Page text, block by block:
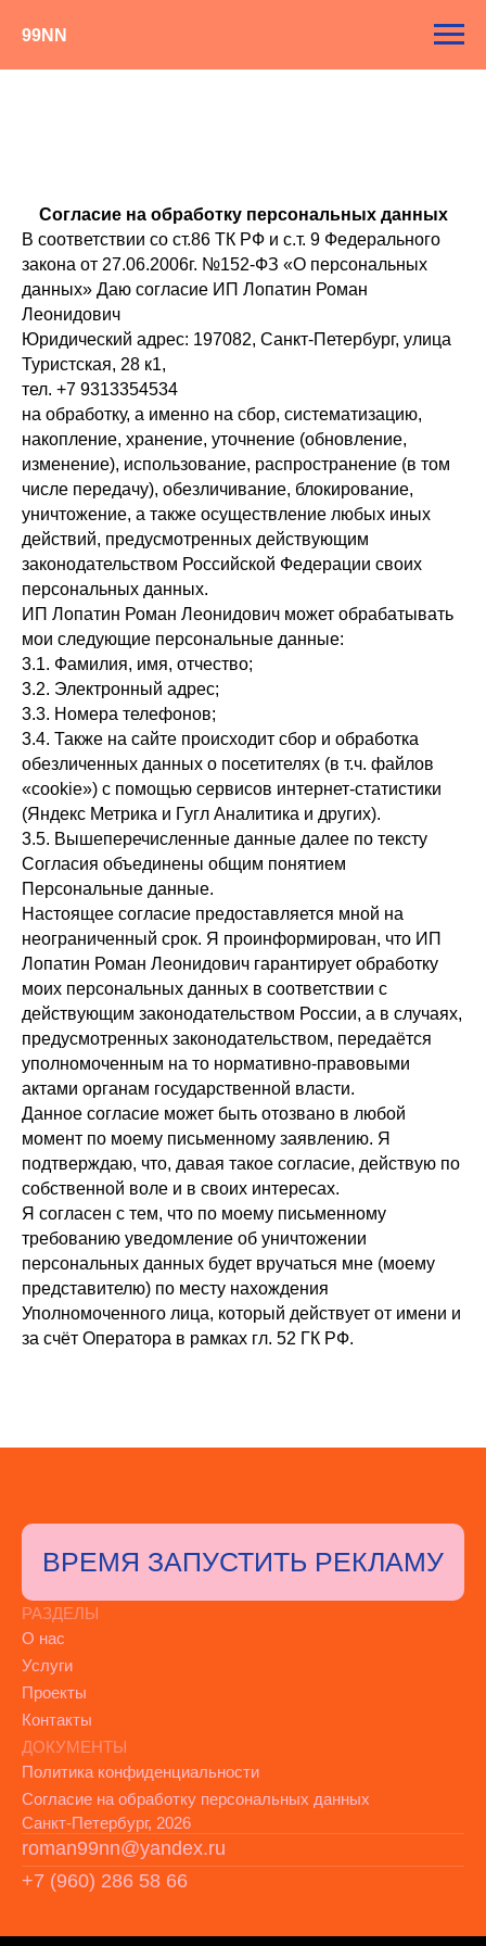
99NN
Согласие на обработку персональных данных
В соответствии со ст.86 ТК РФ и с.т. 9 Федерального
закона от 27.06.2006г. №152-ФЗ «О персональных
данных» Даю согласие ИП Лопатин Роман
Леонидович
Юридический адрес: 197082, Санкт-Петербург, улица
Туристская, 28 к1,
тел. +7 9313354534
на обработку, а именно на сбор, систематизацию,
накопление, хранение, уточнение (обновление,
изменение), использование, распространение (в том
числе передачу), обезличивание, блокирование,
уничтожение, а также осуществление любых иных
действий, предусмотренных действующим
законодательством Российской Федерации своих
персональных данных.
ИП Лопатин Роман Леонидович может обрабатывать
мои следующие персональные данные:
3.1. Фамилия, имя, отчество;
3.2. Электронный адрес;
3.3. Номера телефонов;
3.4. Также на сайте происходит сбор и обработка
обезличенных данных о посетителях (в т.ч. файлов
«cookie») с помощью сервисов интернет-статистики
(Яндекс Метрика и Гугл Аналитика и других).
3.5. Вышеперечисленные данные далее по тексту
Согласия объединены общим понятием
Персональные данные.
Настоящее согласие предоставляется мной на
неограниченный срок. Я проинформирован, что ИП
Лопатин Роман Леонидович гарантирует обработку
моих персональных данных в соответствии с
действующим законодательством России, а в случаях,
предусмотренных законодательством, передаётся
уполномоченным на то нормативно-правовыми
актами органам государственной власти.
Данное согласие может быть отозвано в любой
момент по моему письменному заявлению. Я
подтверждаю, что, давая такое согласие, действую по
собственной воле и в своих интересах.
Я согласен с тем, что по моему письменному
требованию уведомление об уничтожении
персональных данных будет вручаться мне (моему
представителю) по месту нахождения
Уполномоченного лица, который действует от имени и
за счёт Оператора в рамках гл. 52 ГК РФ.
ВРЕМЯ ЗАПУСТИТЬ РЕКЛАМУ
РАЗДЕЛЫ
О нас
Услуги
Проекты
Контакты
ДОКУМЕНТЫ
Политика конфиденциальности
Согласие на обработку персональных данных
Санкт-Петербург, 2026
roman99nn@yandex.ru
+7 (960) 286 58 66